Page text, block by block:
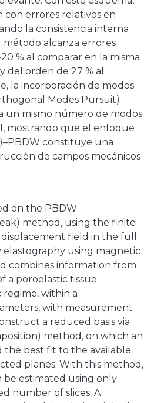
con errores relativos en
la consistencia interna
método alcanza errores
% al comparar en la misma
del orden de 27 % al
la incorporación de modos
Modes Pursuit)
un mismo número de modos
mostrando que el enfoque
constituye una
de campos mecánicos
on the PBDW
method, using the finite
field in the full
using magnetic
combines information from
a poroelastic tissue
within a
with measurement
a reduced basis via
method, on which an
the best fit to the available
planes. With this method,
be estimated using only
number of slices. A